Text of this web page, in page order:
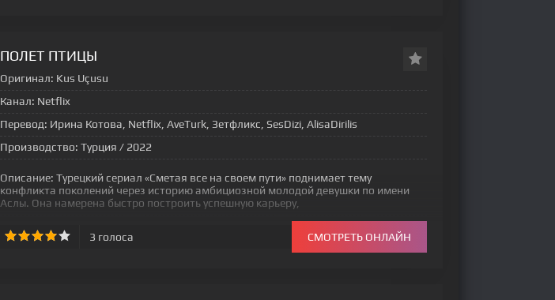
ПОЛЕТ ПТИЦЫ
Оригинал: Kus Uçusu
Канал: Netflix
Перевод: Ирина Котова, Netflix, AveTurk, Зетфликс, SesDizi, AlisaDirilis
Производство: Турция / 2022
Описание: Турецкий сериал «Сметая все на своем пути» поднимает тему
конфликта поколений через историю амбициозной молодой девушки по имени
Аслы. Она намерена быстро построить успешную карьеру,
3 голоса СМОТРЕТЬ ОНЛАЙН